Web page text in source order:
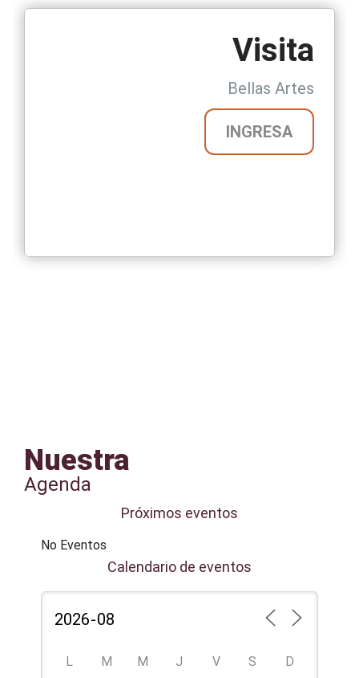
Visita
Bellas Artes
INGRESA
Nuestra
Agenda
Próximos eventos
No Eventos
Calendario de eventos
L M M J V S
D